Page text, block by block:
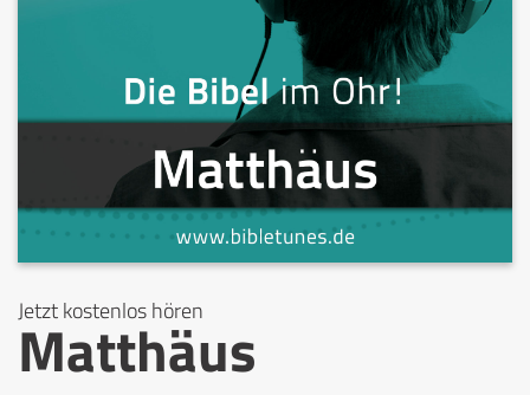
Jetzt kostenlos hören
Matthäus